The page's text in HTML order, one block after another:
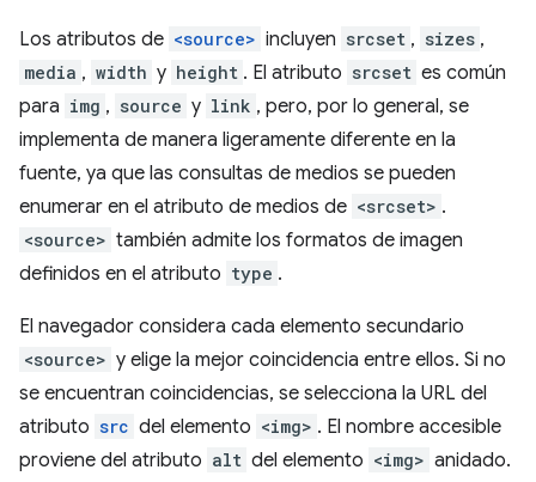
Los atributos de <source> incluyen srcset , sizes ,
media , width y height . El atributo srcset es común
para img , source y link , pero, por lo general, se
implementa de manera ligeramente diferente en la
fuente, ya que las consultas de medios se pueden
enumerar en el atributo de medios de <srcset> .
<source> también admite los formatos de imagen
definidos en el atributo type .
El navegador considera cada elemento secundario
<source> y elige la mejor coincidencia entre ellos. Si no
se encuentran coincidencias, se selecciona la URL del
atributo src del elemento <img> . El nombre accesible
proviene del atributo alt del elemento <img> anidado.